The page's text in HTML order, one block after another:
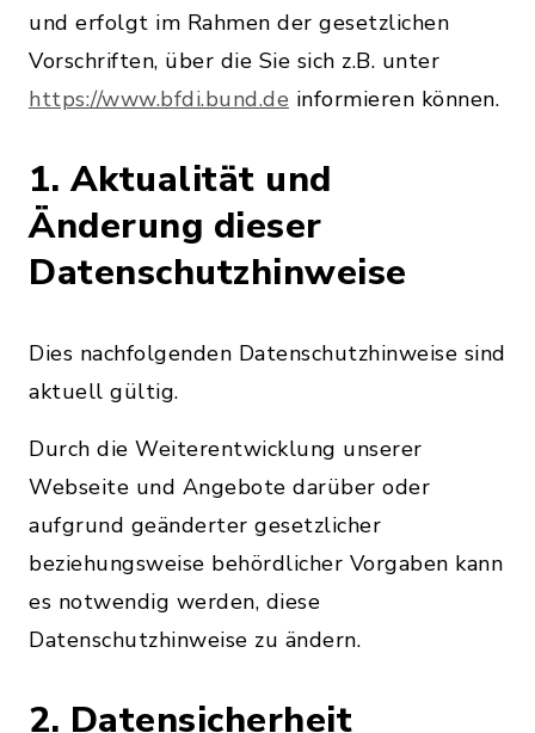
und erfolgt im Rahmen der gesetzlichen
Vorschriften, über die Sie sich z.B. unter
https://www.bfdi.bund.de informieren können.
1. Aktualität und
Änderung dieser
Datenschutzhinweise
Dies nachfolgenden Datenschutzhinweise sind
aktuell gültig.
Durch die Weiterentwicklung unserer
Webseite und Angebote darüber oder
aufgrund geänderter gesetzlicher
beziehungsweise behördlicher Vorgaben kann
es notwendig werden, diese
Datenschutzhinweise zu ändern.
2. Datensicherheit